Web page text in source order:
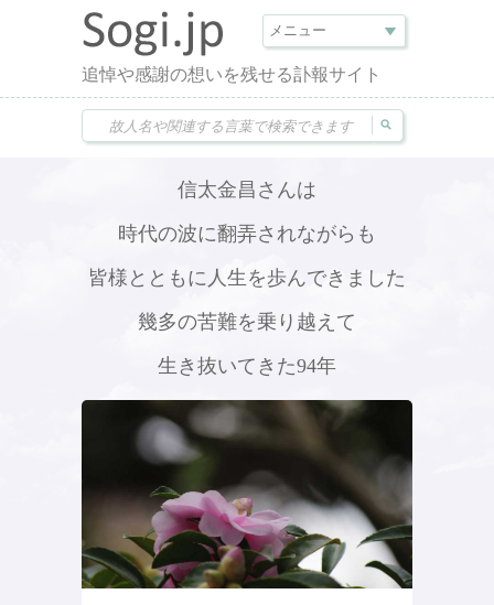
追悼や感謝の想いを残せる訃報サイト
信太金昌さんは
時代の波に翻弄されながらも
皆様とともに人生を歩んできました
幾多の苦難を乗り越えて
生き抜いてきた94年